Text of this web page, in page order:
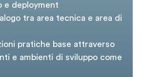
e deployment
tra area tecnica e area di
pratiche base attraverso
e ambienti di sviluppo come